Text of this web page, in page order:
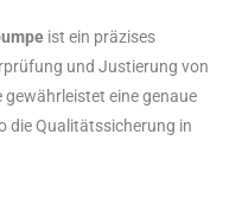
ist ein präzises
und Justierung von
eine genaue
die Qualitätssicherung in